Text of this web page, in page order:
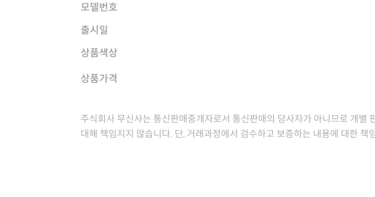
모델번호
출시일
상품색상
상품가격
주식회사 무신사는 통신판매중개자로서 통신판매의 당사자가 아니므로 개별
대해 책임지지 않습니다. 단, 거래과정에서 검수하고 보증하는 내용에 대한 책